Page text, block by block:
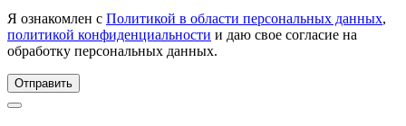
Я ознакомлен с Политикой в области персональных данных,
политикой конфиденциальности и даю свое согласие на
обработку персональных данных.
Отправить